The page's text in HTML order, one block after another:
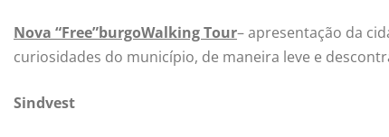
Nova “Free”burgoWalking Tour– apresentação da
curiosidades do município, de maneira leve e
Sindvest